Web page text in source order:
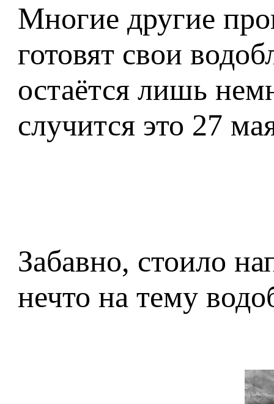
Многие другие
готовят свои
остаётся лишь
случится это 27
Забавно, стоило
нечто на тему